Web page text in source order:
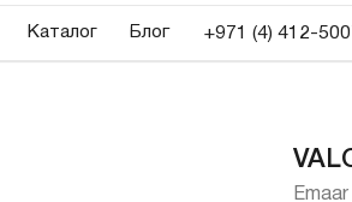
Блог +971 (4) 412-5007